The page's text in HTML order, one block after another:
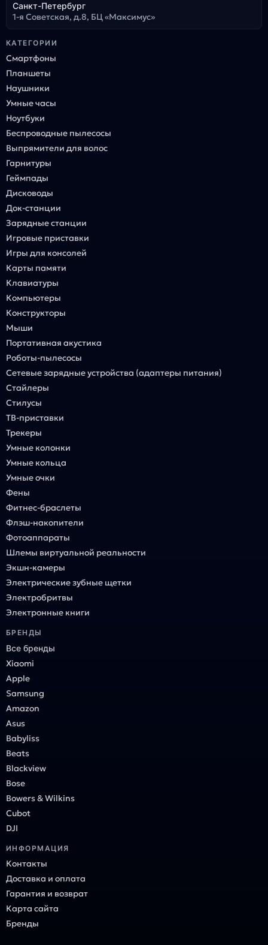
Санкт-Петербург
1-я Советская, д.8, БЦ «Максимус»
КАТЕГОРИИ
Смартфоны
Планшеты
Наушники
Умные часы
Ноутбуки
Беспроводные пылесосы
Выпрямители для волос
Гарнитуры
Геймпады
Дисководы
Док-станции
Зарядные станции
Игровые приставки
Игры для консолей
Карты памяти
Клавиатуры
Компьютеры
Конструкторы
Мыши
Портативная акустика
Роботы-пылесосы
Сетевые зарядные устройства (адаптеры питания)
Стайлеры
Стилусы
ТВ-приставки
Трекеры
Умные колонки
Умные кольца
Умные очки
Фены
Фитнес-браслеты
Флэш-накопители
Фотоаппараты
Шлемы виртуальной реальности
Экшн-камеры
Электрические зубные щетки
Электробритвы
Электронные книги
БРЕНДЫ
Все бренды
Xiaomi
Apple
Samsung
Amazon
Asus
Babyliss
Beats
Blackview
Bose
Bowers & Wilkins
Cubot
DJI
ИНФОРМАЦИЯ
Контакты
Доставка и оплата
Гарантия и возврат
Карта сайта
Бренды